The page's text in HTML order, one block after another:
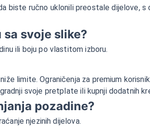
biste ručno uklonili preostale dijelove, s
svoje slike?
ili boju po vlastitom izboru.
limite. Ograničenja za premium
svoje pretplate ili kupnji dodatnih
pozadine?
njezinih dijelova.